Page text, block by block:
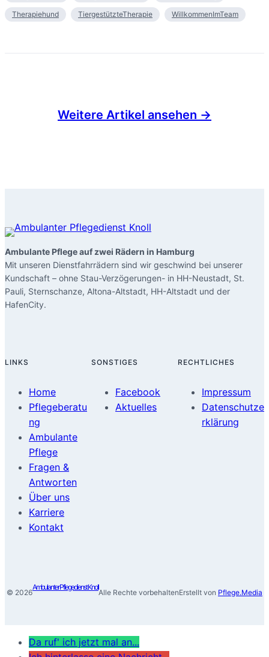
Therapiehund TiergestützteTherapie WillkommenImTeam
Weitere Artikel ansehen →
Ambulante Pflege auf zwei Rädern in Hamburg
Mit unseren Dienstfahrrädern sind wir geschwind bei unserer
Kundschaft – ohne Stau-Verzögerungen- in HH-Neustadt, St.
Pauli, Sternschanze, Altona-Altstadt, HH-Altstadt und der
HafenCity.
LINKS
Home
Pflegeberatu
ng
Ambulante
Pflege
Fragen &
Antworten
Über uns
Karriere
Kontakt
SONSTIGES
Facebook
Aktuelles
RECHTLICHES
Impressum
Datenschutze
rklärung
© 2026
Ambulanter Pflegedienst Knoll
Alle Rechte vorbehaltenErstellt von Pflege.Media
Da ruf' ich jetzt mal an...